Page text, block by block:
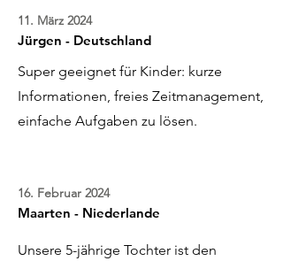
11. März 2024
Jürgen - Deutschland
Super geeignet für Kinder: kurze
Informationen, freies Zeitmanagement,
einfache Aufgaben zu lösen.
16. Februar 2024
Maarten - Niederlande
Unsere 5-jährige Tochter ist den